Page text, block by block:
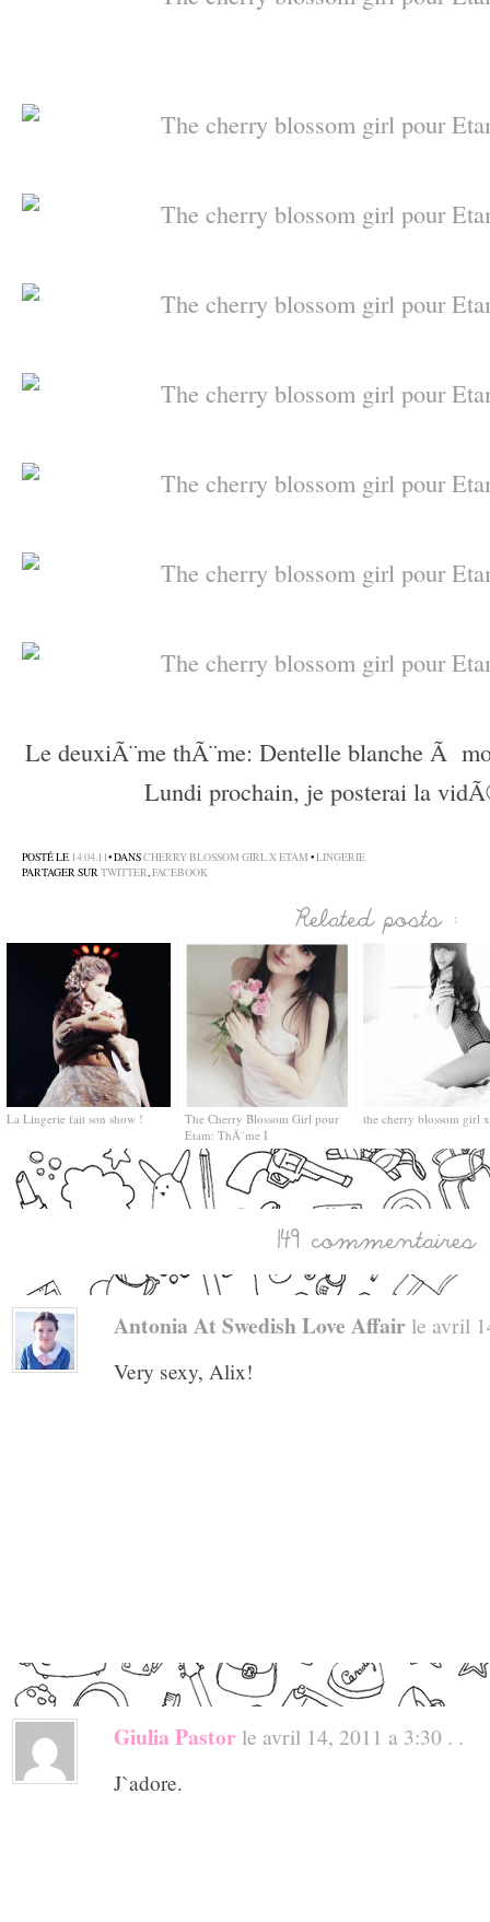
Le deuxiÃ¨me thÃ¨me: Dentelle blanche Ã
Lundi prochain, je posterai la
POSTÉ LE 14.04.11• DANSCHERRY BLOSSOM GIRL X ETAM •LINGERIE
PARTAGER SURTWITTER,FACEBOOK
La Lingerie fait son show !
The Cherry Blossom Girl pour
Etam: ThÃ¨me I
the cherry blossom girl
Antonia At Swedish Love Affair le avril
Very sexy, Alix!
Giulia Pastor le avril 14, 2011 a 3:30 . .
J`adore.